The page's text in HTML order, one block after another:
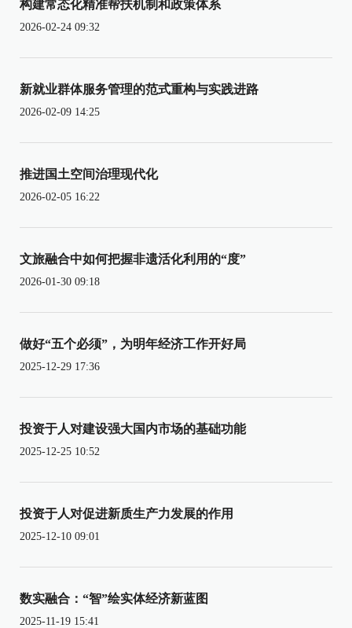
构建常态化精准帮扶机制和政策体系
2026-02-24 09:32
新就业群体服务管理的范式重构与实践进路
2026-02-09 14:25
推进国土空间治理现代化
2026-02-05 16:22
文旅融合中如何把握非遗活化利用的“度”
2026-01-30 09:18
做好“五个必须”，为明年经济工作开好局
2025-12-29 17:36
投资于人对建设强大国内市场的基础功能
2025-12-25 10:52
投资于人对促进新质生产力发展的作用
2025-12-10 09:01
数实融合：“智”绘实体经济新蓝图
2025-11-19 15:41